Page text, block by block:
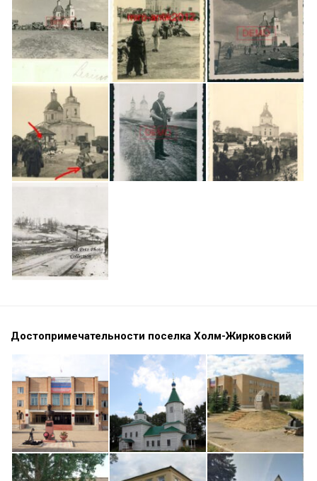
Достопримечательности поселка Холм-Жирковский